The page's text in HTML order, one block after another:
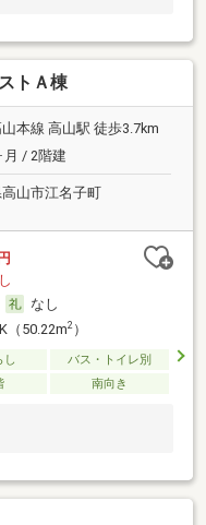
トＡ棟
山本線 高山駅 徒歩3.7km
月 / 2階建
山市江名子町
なし
（50.22m2）
し
バス・トイレ別
南向き